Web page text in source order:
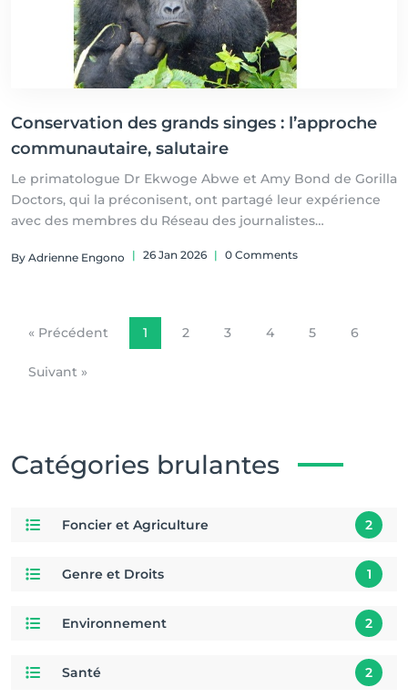
Conservation des grands singes : l’approche
communautaire, salutaire
Le primatologue Dr Ekwoge Abwe et Amy Bond de Gorilla
Doctors, qui la préconisent, ont partagé leur expérience
avec des membres du Réseau des journalistes
d’un webinaire.
By Adrienne Engono | 26 Jan 2026 | 0 Comments
« Précédent 1 2 3 4 5 6
Suivant »
Catégories brulantes
Foncier et Agriculture 2
Genre et Droits 1
Environnement 2
Santé 2